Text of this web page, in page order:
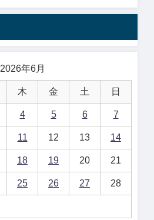
2026年6月
木 金 土 日
4 5 6 7
11 12 13 14
18 19 20 21
25 26 27 28